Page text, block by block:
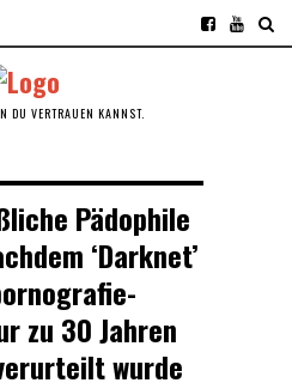
DU VERTRAUEN KANNST.
Pädophile
‘Darknet’
zu 30 Jahren
wurde